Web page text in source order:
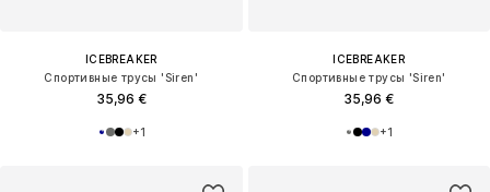
ICEBREAKER
Спортивные трусы 'Siren'
35,96 €
+1
ICEBREAKER
Спортивные трусы 'Siren'
35,96 €
+1